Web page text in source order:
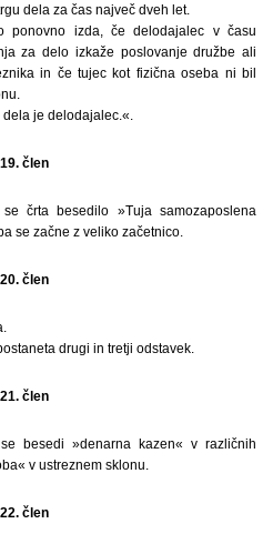
dela za čas največ dveh let.
ponovno izda, če delodajalec v času
za delo izkaže poslovanje družbe ali
in če tujec kot fizična oseba ni bil
je delodajalec.«.
19. člen
črta besedilo »Tuja samozaposlena
se začne z veliko začetnico.
20. člen
drugi in tretji odstavek.
21. člen
besedi »denarna kazen« v različnih
v ustreznem sklonu.
22. člen